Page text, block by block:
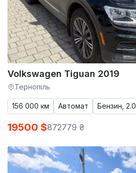
Volkswagen Tiguan 2019
Тернопіль
156 000 км Автомат Бензин, 2.0
19500 $872779 ₴